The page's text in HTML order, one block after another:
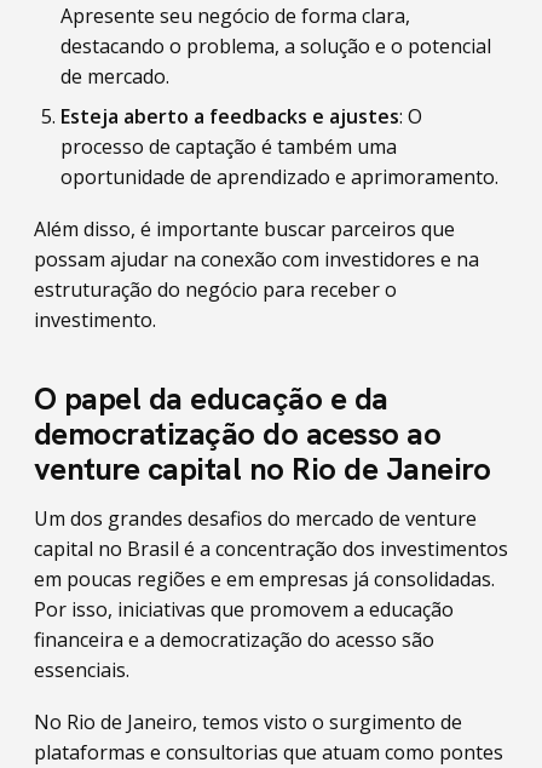
Apresente seu negócio de forma clara,
destacando o problema, a solução e o potencial
de mercado.
Esteja aberto a feedbacks e ajustes: O
processo de captação é também uma
oportunidade de aprendizado e aprimoramento.
Além disso, é importante buscar parceiros que
possam ajudar na conexão com investidores e na
estruturação do negócio para receber o
investimento.
O papel da educação e da
democratização do acesso ao
venture capital no Rio de Janeiro
Um dos grandes desafios do mercado de venture
capital no Brasil é a concentração dos investimentos
em poucas regiões e em empresas já consolidadas.
Por isso, iniciativas que promovem a educação
financeira e a democratização do acesso são
essenciais.
No Rio de Janeiro, temos visto o surgimento de
plataformas e consultorias que atuam como pontes